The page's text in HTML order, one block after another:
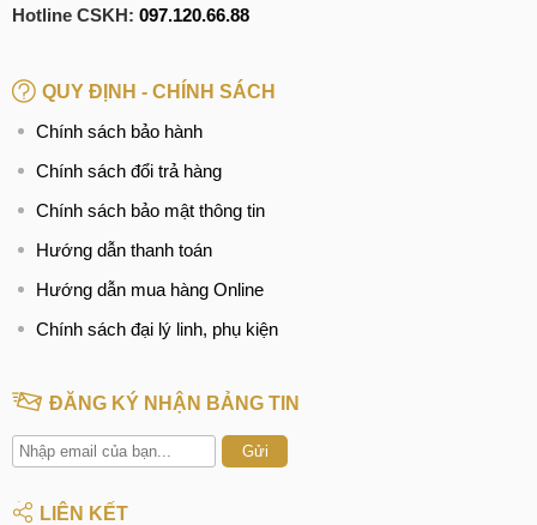
Hotline CSKH: 097.120.66.88
QUY ĐỊNH - CHÍNH SÁCH
Chính sách bảo hành
Chính sách đổi trả hàng
Chính sách bảo mật thông tin
Hướng dẫn thanh toán
Hướng dẫn mua hàng Online
Chính sách đại lý linh, phụ kiện
ĐĂNG KÝ NHẬN BẢNG TIN
Gửi
LIÊN KẾT